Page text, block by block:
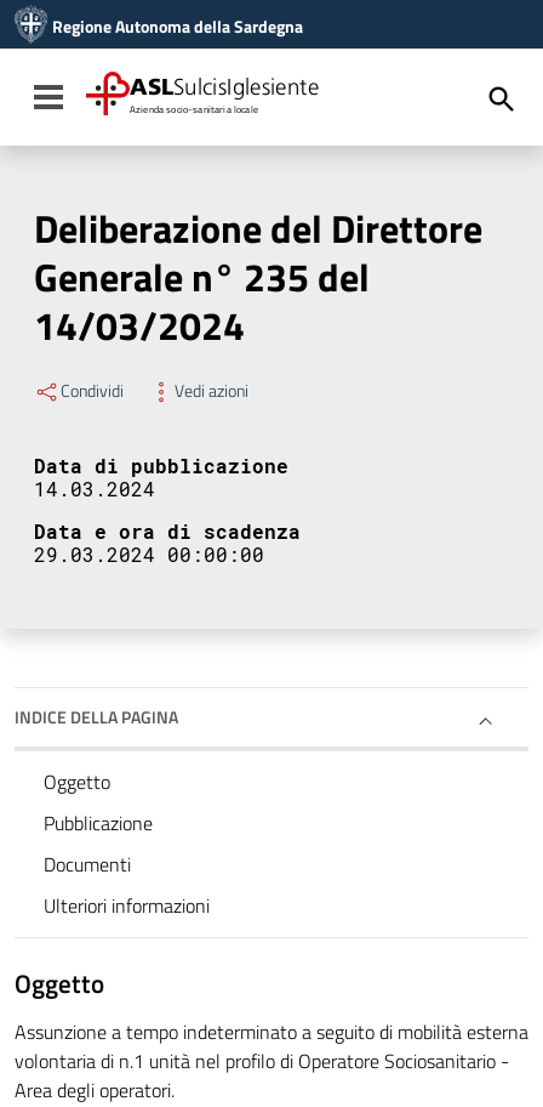
Vai al menu di navigazione
Vai al footer
Regione Autonoma della Sardegna
Toggle navigation
ASLSulcisIglesiente
Azienda socio-sanitaria locale
Deliberazione del Direttore
Generale n° 235 del
14/03/2024
Condividi Vedi azioni
Data di pubblicazione
14.03.2024
Data e ora di scadenza
29.03.2024 00:00:00
INDICE DELLA PAGINA
Oggetto
Pubblicazione
Documenti
Ulteriori informazioni
Oggetto
Assunzione a tempo indeterminato a seguito di mobilità esterna
volontaria di n.1 unità nel profilo di Operatore Sociosanitario -
Area degli operatori.